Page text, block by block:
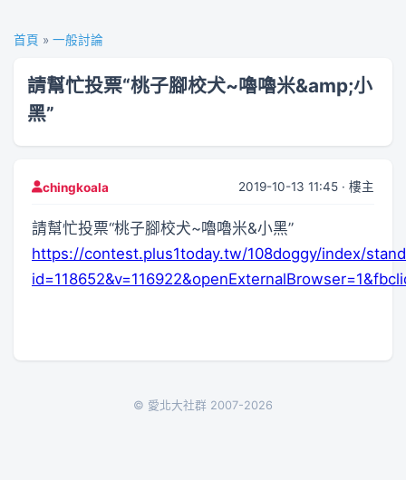
首頁 » 一般討論
請幫忙投票“桃子腳校犬~嚕嚕米&amp;小
黑”
chingkoala 2019-10-13 11:45 · 樓主
請幫忙投票“桃子腳校犬~嚕嚕米&小黑”
https://contest.plus1today.tw/108doggy/index/
© 愛北大社群 2007-2026